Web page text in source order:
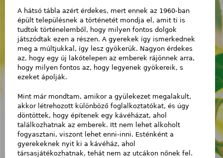
A hátsó tábla azért érdekes, mert ennek az 1960-ban
épült településnek a történetét mondja el, amit ti is
tudtok történelemből, hogy milyen fontos dolgok
játszódtak ezen a részen. A gyerekek így ismerkednek
meg a múltjukkal, így lesz gyökerük. Nagyon érdekes
az, hogy egy új lakótelepen az emberek rájönnek arra,
hogy milyen fontos az, hogy legyenek gyökereik, s
ezeket ápolják.
Mint már mondtam, amikor a gyülekezet megalakult,
akkor létrehozott különböző foglalkoztatókat, és úgy
döntöttek, hogy építenek egy kávéházat, ahol
találkozhatnak az emberek. Itt nem lehet alkoholt
fogyasztani, viszont lehet enni-inni. Esténként a
gyerekeknek nyit ki a kávéház, ahol
társasjátékozhatnak, tehát nem az utcákon nőnek fel.